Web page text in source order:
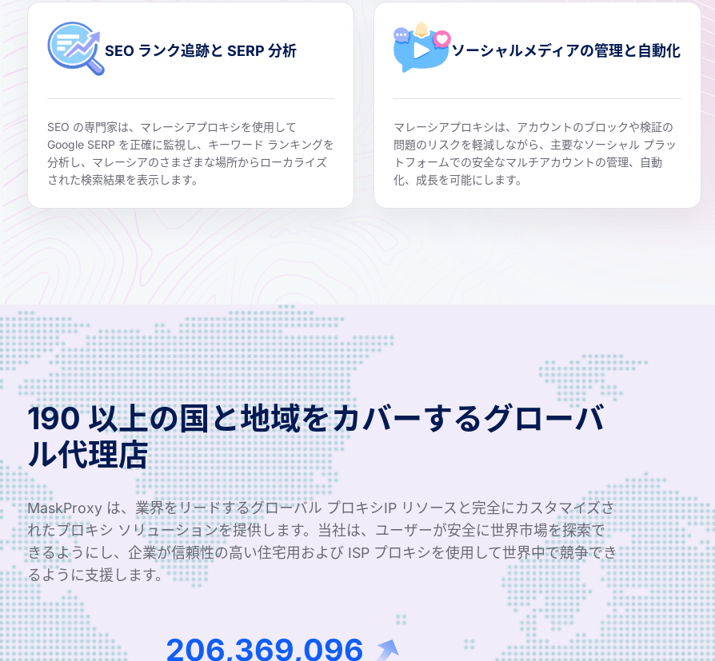
SEO ランク追跡と SERP 分析
SEO の専門家は、マレーシアプロキシを使用して
Google SERP を正確に監視し、キーワード ランキングを
分析し、マレーシアのさまざまな場所からローカライズ
された検索結果を表示します。
ソーシャルメディアの管理と自動化
マレーシアプロキシは、アカウントのブロックや検証の
問題のリスクを軽減しながら、主要なソーシャル プラッ
トフォームでの安全なマルチアカウントの管理、自動
化、成長を可能にします。
190 以上の国と地域をカバーするグローバ
ル代理店
MaskProxy は、業界をリードするグローバル プロキシIP リソースと完全にカスタマイズさ
れたプロキシ ソリューションを提供します。当社は、ユーザーが安全に世界市場を探索で
きるようにし、企業が信頼性の高い住宅用および ISP プロキシを使用して世界中で競争でき
るように支援します。
340,062,070